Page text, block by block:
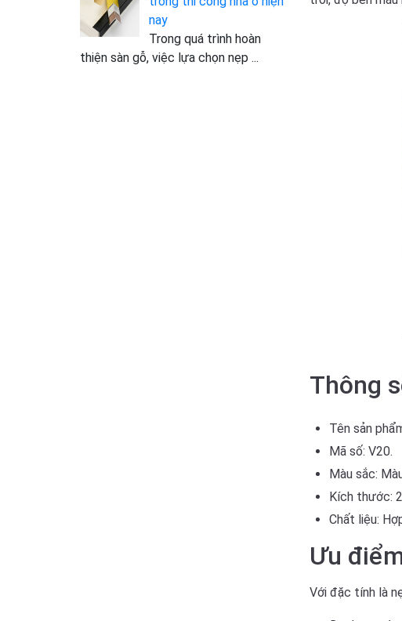
nay
Trong quá trình hoàn
thiện sàn gỗ, việc lựa chọn nẹp ...
Thông
Tên sản
Mã số: V20.
Màu sắc:
Kích thước:
Chất liệu:
Ưu
Với đặc tính là